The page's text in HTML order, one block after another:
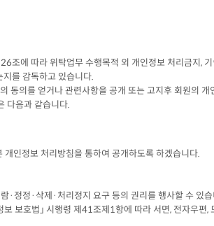
조에 따라 위탁업무 수행목적 외 개인정보 처리금지,
를 감독하고 있습니다.
의 동의를 얻거나 관련사항을 공개 또는 고지후 회
다음과 같습니다.
인정보 처리방침을 통하여 공개하도록 하겠습니다.
·정정·삭제·처리정지 요구 등의 권리를 행사할 수
보호법」 시행령 제41조제1항에 따라 서면, 전자우